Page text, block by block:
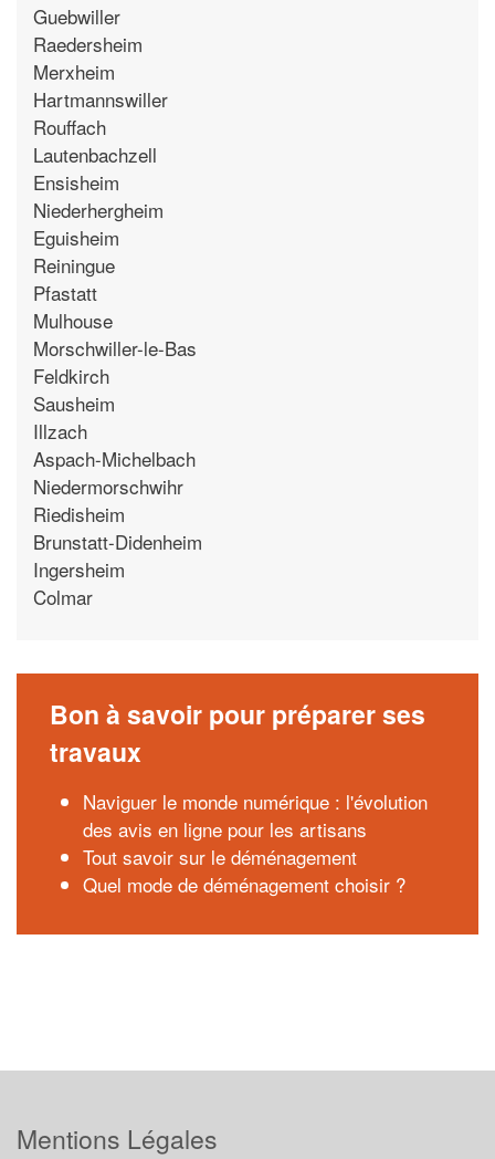
Guebwiller
Raedersheim
Merxheim
Hartmannswiller
Rouffach
Lautenbachzell
Ensisheim
Niederhergheim
Eguisheim
Reiningue
Pfastatt
Mulhouse
Morschwiller-le-Bas
Feldkirch
Sausheim
Illzach
Aspach-Michelbach
Niedermorschwihr
Riedisheim
Brunstatt-Didenheim
Ingersheim
Colmar
Bon à savoir pour préparer ses
travaux
Naviguer le monde numérique : l'évolution
des avis en ligne pour les artisans
Tout savoir sur le déménagement
Quel mode de déménagement choisir ?
Mentions Légales